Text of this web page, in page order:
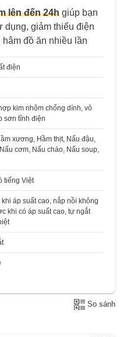
lên đến 24h giúp bạn
dụng, giảm thiểu điện
đồ ăn nhiều lần
điện
kim nhôm chống dính, vỏ
sơn tĩnh điện
xương, Hầm thịt, Nấu đậu,
cơm, Nấu cháo, Nấu soup,
tiếng Việt
khi áp suất cao, nắp nồi không
khi có áp suất cao, tự ngắt
So sánh